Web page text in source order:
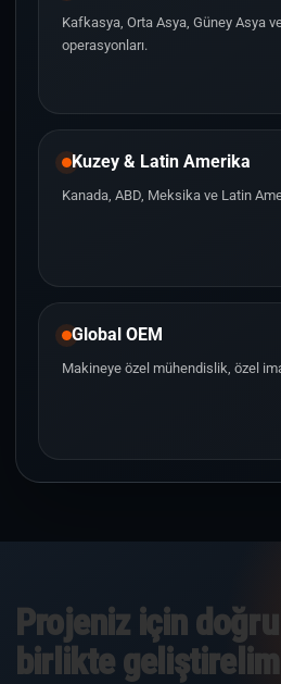
Kafkasya, Orta Asya, Güney Asya
operasyonları.
Kuzey & Latin Amerika
Kanada, ABD, Meksika ve Latin
Global OEM
Makineye özel mühendislik, özel
Projeniz için
birlikte